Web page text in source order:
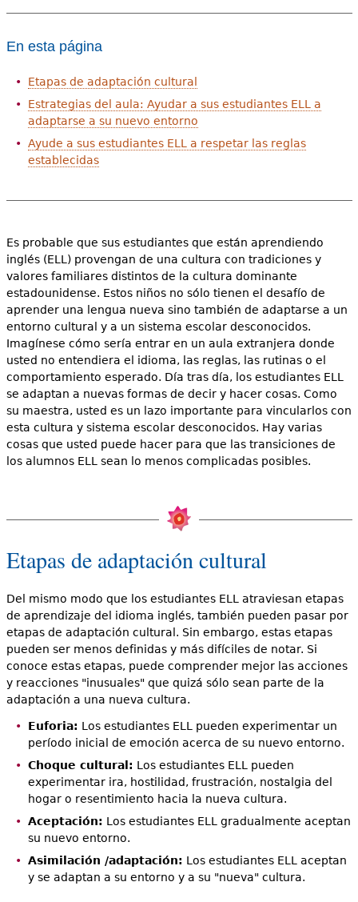
En esta página
Etapas de adaptación cultural
Estrategias del aula: Ayudar a sus estudiantes ELL a
adaptarse a su nuevo entorno
Ayude a sus estudiantes ELL a respetar las reglas
establecidas
Es probable que sus estudiantes que están aprendiendo
inglés (ELL) provengan de una cultura con tradiciones y
valores familiares distintos de la cultura dominante
estadounidense. Estos niños no sólo tienen el desafío de
aprender una lengua nueva sino también de adaptarse a un
entorno cultural y a un sistema escolar desconocidos.
Imagínese cómo sería entrar en un aula extranjera donde
usted no entendiera el idioma, las reglas, las rutinas o el
comportamiento esperado. Día tras día, los estudiantes ELL
se adaptan a nuevas formas de decir y hacer cosas. Como
su maestra, usted es un lazo importante para vincularlos con
esta cultura y sistema escolar desconocidos. Hay varias
cosas que usted puede hacer para que las transiciones de
los alumnos ELL sean lo menos complicadas posibles.
Etapas de adaptación cultural
Del mismo modo que los estudiantes ELL atraviesan etapas
de aprendizaje del idioma inglés, también pueden pasar por
etapas de adaptación cultural. Sin embargo, estas etapas
pueden ser menos definidas y más difíciles de notar. Si
conoce estas etapas, puede comprender mejor las acciones
y reacciones "inusuales" que quizá sólo sean parte de la
adaptación a una nueva cultura.
Euforia: Los estudiantes ELL pueden experimentar un
período inicial de emoción acerca de su nuevo entorno.
Choque cultural: Los estudiantes ELL pueden
experimentar ira, hostilidad, frustración, nostalgia del
hogar o resentimiento hacia la nueva cultura.
Aceptación: Los estudiantes ELL gradualmente aceptan
su nuevo entorno.
Asimilación /adaptación: Los estudiantes ELL aceptan
y se adaptan a su entorno y a su "nueva" cultura.